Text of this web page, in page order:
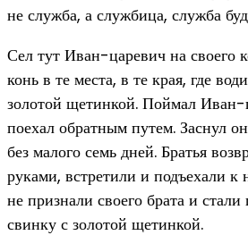
не служба, а службица, служба
Сел тут Иван-царевич на своего
конь в те места, в те края, где
золотой щетинкой. Поймал Иван-
поехал обратным путем. Заснул
без малого семь дней. Братья
руками, встретили и подъехали к
не признали своего брата и стали
свинку с золотой щетинкой.